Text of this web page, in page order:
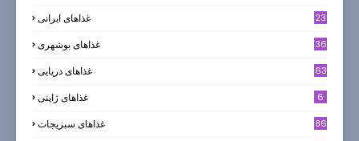
غذاهای ایرانی 23
غذاهای بوشهری 36
غذاهای دریایی 63
غذاهای ژاپنی 6
غذاهای سبزیجات 86